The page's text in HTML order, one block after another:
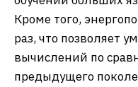
Кроме того,
раз, что позволяет
вычислений по
предыдущего